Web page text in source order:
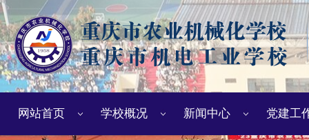
网站首页 学校概况 新闻中心 党建工